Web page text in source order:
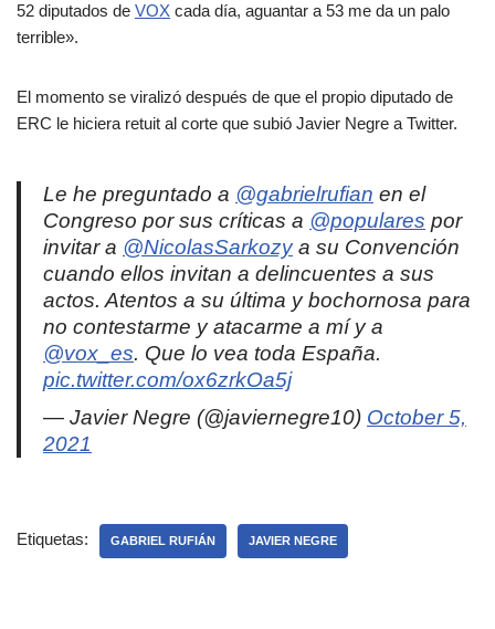
52 diputados de VOX cada día, aguantar a 53 me da un palo
terrible».
El momento se viralizó después de que el propio diputado de
ERC le hiciera retuit al corte que subió Javier Negre a Twitter.
Le he preguntado a @gabrielrufian en el
Congreso por sus críticas a @populares por
invitar a @NicolasSarkozya su Convención
cuando ellos invitan a delincuentes a sus
actos. Atentos a su última y bochornosa para
no contestarme y atacarme a mí y a
@vox_es. Que lo vea toda España.
pic.twitter.com/ox6zrkOa5j
— Javier Negre (@javiernegre10) October 5,
2021
Etiquetas: GABRIEL RUFIÁN JAVIER NEGRE